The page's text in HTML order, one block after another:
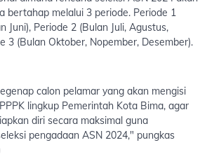
bertahap melalui 3 periode. Periode 1
Juni), Periode 2 (Bulan Juli, Agustus,
3 (Bulan Oktober, Nopember, Desember).
calon pelamar yang akan mengisi
lingkup Pemerintah Kota Bima, agar
diri secara maksimal guna
pengadaan ASN 2024," pungkas